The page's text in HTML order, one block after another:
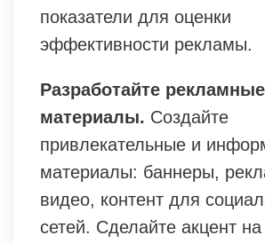
показатели для оценки
эффективности рекламы.
Разработайте рекламные
материалы. Создайте
привлекательные и
материалы: баннеры,
видео, контент для
сетей. Сделайте акцент на